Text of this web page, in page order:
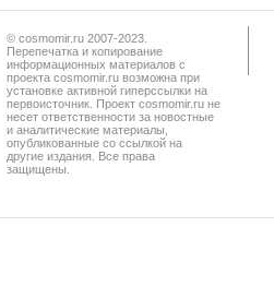
© cosmomir.ru 2007-2023.
Перепечатка и копирование
информационных материалов с
проекта cosmomir.ru возможна при
установке активной гиперссылки на
первоисточник. Проект cosmomir.ru не
несет ответственности за новостные
и аналитические материалы,
опубликованные со ссылкой на
другие издания. Все права
защищены.